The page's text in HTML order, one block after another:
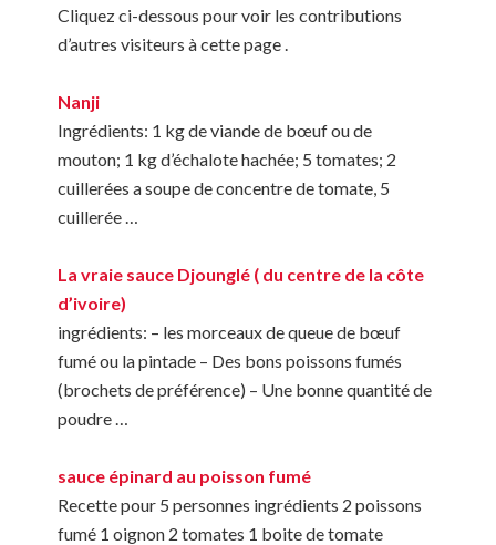
Cliquez ci-dessous pour voir les contributions
d’autres visiteurs à cette page .
Nanji
Ingrédients: 1 kg de viande de bœuf ou de
mouton; 1 kg d’échalote hachée; 5 tomates; 2
cuillerées a soupe de concentre de tomate, 5
cuillerée …
La vraie sauce Djounglé ( du centre de la côte
d’ivoire)
ingrédients: – les morceaux de queue de bœuf
fumé ou la pintade – Des bons poissons fumés
(brochets de préférence) – Une bonne quantité de
poudre …
sauce épinard au poisson fumé
Recette pour 5 personnes ingrédients 2 poissons
fumé 1 oignon 2 tomates 1 boite de tomate